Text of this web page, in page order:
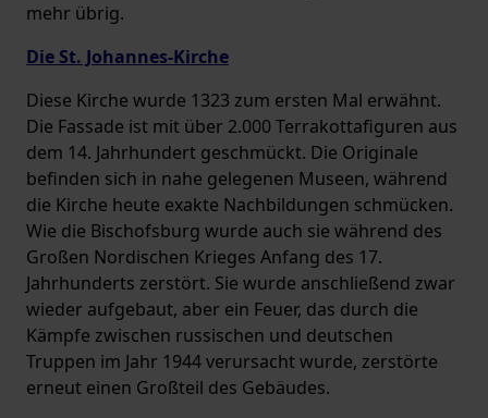
mehr übrig.
Die St. Johannes-Kirche
Diese Kirche wurde 1323 zum ersten Mal erwähnt.
Die Fassade ist mit über 2.000 Terrakottafiguren aus
dem 14. Jahrhundert geschmückt. Die Originale
befinden sich in nahe gelegenen Museen, während
die Kirche heute exakte Nachbildungen schmücken.
Wie die Bischofsburg wurde auch sie während des
Großen Nordischen Krieges Anfang des 17.
Jahrhunderts zerstört. Sie wurde anschließend zwar
wieder aufgebaut, aber ein Feuer, das durch die
Kämpfe zwischen russischen und deutschen
Truppen im Jahr 1944 verursacht wurde, zerstörte
erneut einen Großteil des Gebäudes.